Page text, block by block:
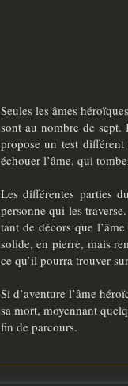
Seules les âmes
sont au nombre de sept.
propose un test
échouer l’âme, qui
Les différentes parties
personne qui les
tant de décors que
solide, en pierre, mais
ce qu’il pourra trouver
Si d’aventure l’âme
sa mort, moyennant
fin de parcours.